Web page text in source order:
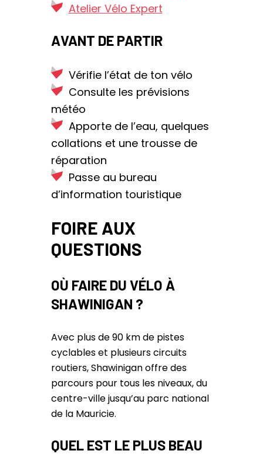
Atelier Vélo Expert
AVANT DE PARTIR
Vérifie l’état de ton vélo
Consulte les prévisions
météo
Apporte de l’eau, quelques
collations et une trousse de
réparation
Passe au bureau
d’information touristique
FOIRE AUX
QUESTIONS
OÙ FAIRE DU VÉLO À
SHAWINIGAN ?
Avec plus de 90 km de pistes
cyclables et plusieurs circuits
routiers, Shawinigan offre des
parcours pour tous les niveaux, du
centre-ville jusqu’au parc national
de la Mauricie.
QUEL EST LE PLUS BEAU